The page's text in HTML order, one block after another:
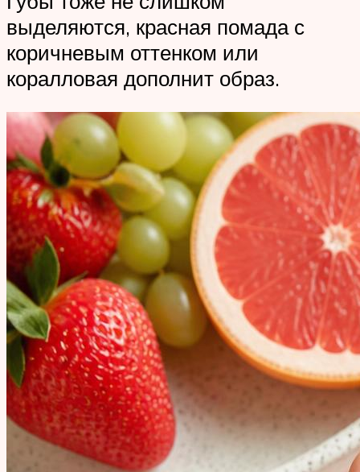
выделяются, красная помада с
коричневым оттенком или
коралловая дополнит образ.